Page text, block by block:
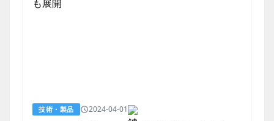
技術・製品 2024-04-01